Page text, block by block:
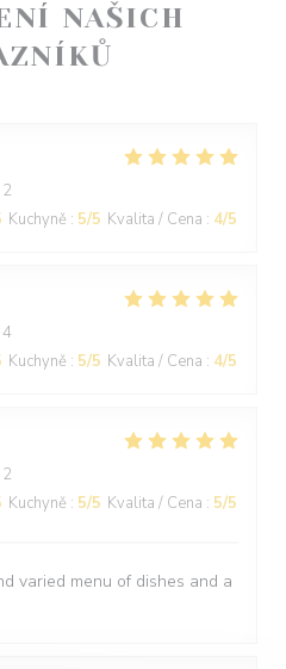
NAŠICH
Kuchyně : 5/5 Kvalita / Cena : 4/5
Kuchyně : 5/5 Kvalita / Cena : 4/5
Kuchyně : 5/5 Kvalita / Cena : 5/5
varied menu of dishes and a